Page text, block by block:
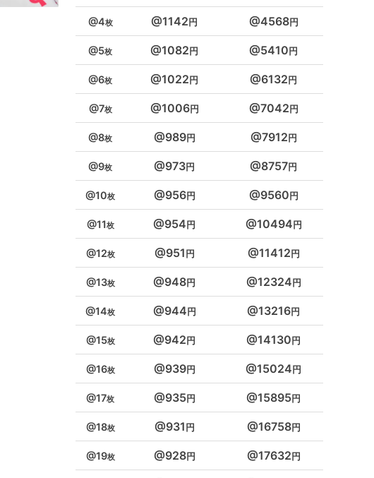
4 1142 4568
5 1082 5410
6 1022 6132
7 1006 7042
8 989 7912
9 973 8757
10 956 9560
11 954 10494
12 951 11412
13 948 12324
14 944 13216
15 942 14130
16 939 15024
17 935 15895
18 931 16758
19 928 17632